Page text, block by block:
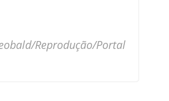
Reprodução/Portal